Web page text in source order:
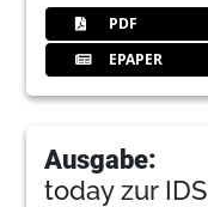
PDF
EPAPER
Ausgabe:
today zur IDS